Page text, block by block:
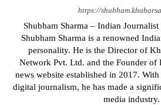
https://
Shubham Sharma – Indian
Shubham Sharma is a renowned
personality. He is the Director of
Network Pvt. Ltd. and the Founder of
news website established in 2017.
digital journalism, he has made a
media industry.